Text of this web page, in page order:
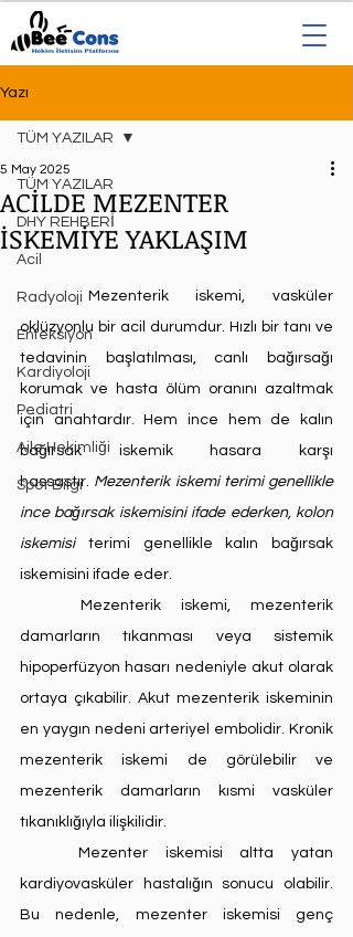
Yazı
TÜM YAZILAR
DHY REHBERİ
Acil
Radyoloji
Enfeksiyon
Kardiyoloji
Pediatri
Aile Hekimliği
Spot Bilgi
TÜM YAZILAR
ACİLDE MEZENTER
İSKEMİYE YAKLAŞIM
5 May 2025
	Mezenterik iskemi, vasküler
oklüzyonlu bir acil durumdur. Hızlı bir tanı ve
tedavinin başlatılması, canlı bağırsağı
korumak ve hasta ölüm oranını azaltmak
için anahtardır. Hem ince hem de kalın
bağırsak iskemik hasara karşı
hassastır. Mezenterik iskemi terimi genellikle
ince bağırsak iskemisini ifade ederken, kolon
iskemisi terimi genellikle kalın bağırsak
iskemisini ifade eder.
damarların tıkanması veya sistemik
hipoperfüzyon hasarı nedeniyle akut olarak
ortaya çıkabilir. Akut mezenterik iskeminin
en yaygın nedeni arteriyel embolidir. Kronik
mezenterik iskemi de görülebilir ve
mezenterik damarların kısmi vasküler
tıkanıklığıyla ilişkilidir.
kardiyovasküler hastalığın sonucu olabilir.
Bu nedenle, mezenter iskemisi genç